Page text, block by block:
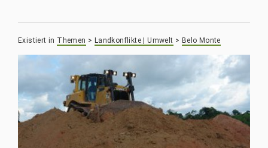
Existiert in Themen > Landkonflikte | Umwelt > Belo Monte